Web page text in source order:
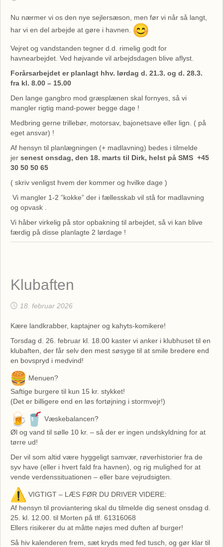
Nu nærmer vi os den nye sejlersæson, men før vi når så langt,
har vi en del arbejde at gøre i havnen.
Vejret og vandstanden tegner d.d. rimelig godt for
havnearbejdet. Ved højvande vil arbejdsdagen blive aflyst.
Forårsarbejdet er planlagt hhv. lørdag d. 21.3. og d. 28.3.
fra kl. 8.00 – 15.00
Den lange gangbro mod græsplænen skal fornyes, så vi
mangler rigtig mand-power begge dage !
Medbring gerne trillebør, motorsav, bajonetsave eller lign. ( på
eget ansvar) !
Af hensyn til planlægningen (+ madlavning) bedes i tilmelde
jer senest onsdag, den 18. marts til Dirk, helst på SMS +45
30 50 50 65
( skriv venligst hvem der kommer og hvilke dage )
Vi mangler 1-2 ”kokke” der i fællesskab vil stå for madlavning
og opvask .
Vi håber virkelig på stor opbakning til arbejdet, så vi kan blive
færdig på disse planlagte 2 lørdage !
Klubaften
18. februar 2026
Kære landkrabber, kaptajner og kahyts-komikere!
Torsdag d. 26. februar kl. 18.00 kaster vi anker i klubhuset til en
klubaften, der får selv den mest søsyge til at smile bredere end
en bovspryd i medvind!
Menuen?
Saftige burgere til kun 15 kr. stykket!
(Det er billigere end en løs fortøjning i stormvejr!)
Væskebalancen?
Øl og vand til sølle 10 kr. – så der er ingen undskyldning for at
tørre ud!
Der vil som altid være hyggeligt samvær, røverhistorier fra de
syv have (eller i hvert fald fra havnen), og rig mulighed for at
vende verdenssituationen – eller bare vejrudsigten.
VIGTIGT – LÆS FØR DU DRIVER VIDERE:
Af hensyn til proviantering skal du tilmelde dig senest onsdag d.
25. kl. 12.00. til Morten på tlf. 61316068
Ellers risikerer du at måtte nøjes med duften af burger!
Så hiv kalenderen frem, sæt kryds med fed tusch, og gør klar til